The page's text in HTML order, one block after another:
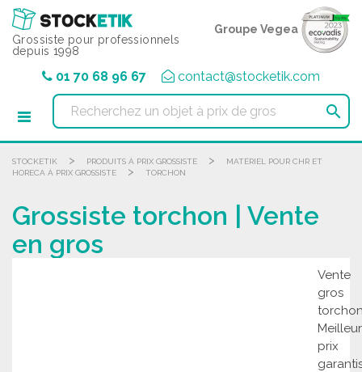
Grossiste pour professionnels
depuis 1998
Groupe Vegea
01 70 68 96 67 contact@stocketik.com

STOCKETIK > PRODUITS À PRIX GROSSISTE >
MATÉRIEL POUR CHR ET
HORECA À PRIX GROSSISTE
> TORCHON
Grossiste torchon | Vente
en gros
gros
prix
Panneau de gestion des cookies